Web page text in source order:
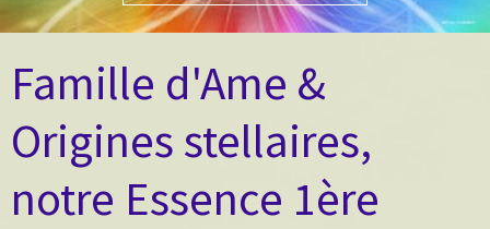
Famille d'Ame &
Origines stellaires,
notre Essence 1ère